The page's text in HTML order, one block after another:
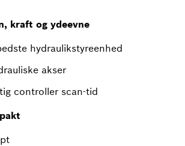
kraft og ydeevne
hydraulikstyreenhed
akser
controller scan-tid